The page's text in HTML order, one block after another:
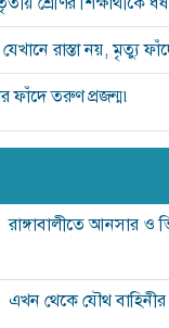
রাস্তা নয়, মৃত্যু
ফাঁদে তরুণ প্রজন্ম৷
রাঙ্গাবালীতে আনসার
এখন থেকে যৌথ